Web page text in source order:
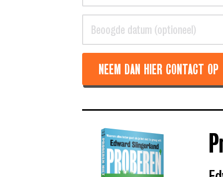
NEEM DAN HIER CONTACT OP